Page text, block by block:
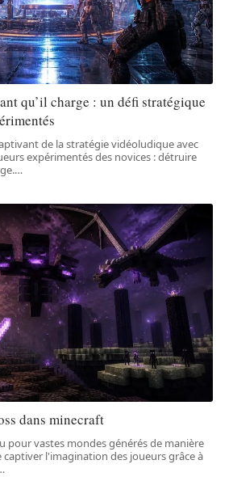
qu’il charge : un défi stratégique
de la stratégie vidéoludique avec
expérimentés des novices : détruire
…
dans minecraft
pour vastes mondes générés de manière
captiver l'imagination des joueurs grâce à